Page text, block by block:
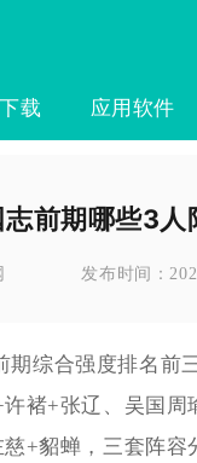
载 应用软件
前期哪些3人
发布时间：
期综合强度排名前
褚+张辽、吴国周
+貂蝉，三套阵容